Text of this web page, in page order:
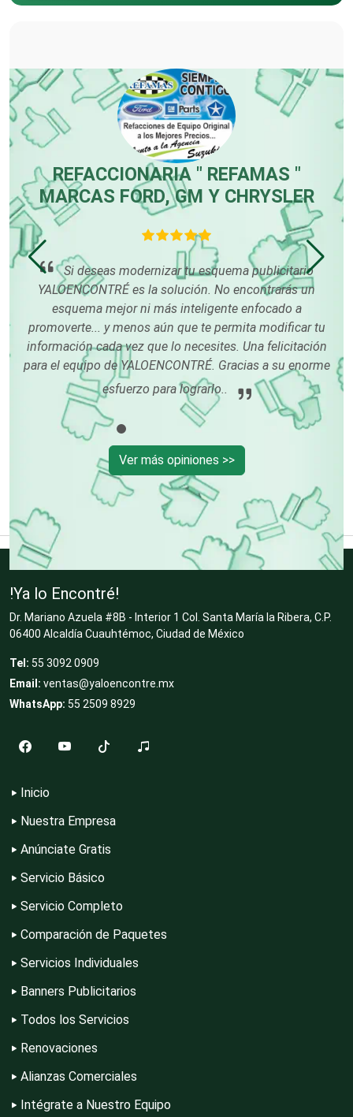
Equipos Médicos
Escuelas de Artes
Escuelas de Conducción
Escuelas de Gastronomía
Escuelas de Idiomas
Escuelas de Manejo
Escuelas de Masaje y Quiropráctica
Escuelas y Academias
Estanterías
Estéticas
Estudios de Grabación
Estudios Fotográficos
Etiquetas
Exhibidores y Mallas
Exportadores
Extinguidores
Fabrica de Artículos Publicitarios
Fabricación de Equipo Médico
a
REFACCIONARIA " REFAMAS "
MARCAS FORD, GM Y CHRYSLER
Si deseas modernizar tu esquema publicitario
YALOENCONTRÉ es la solución. No encontrarás un
esquema mejor ni más inteligente enfocado a
promoverte... y menos aún que te permita modificar tu
información cada vez que lo necesites. Una felicitación
para el equipo de YALOENCONTRÉ. Gracias a su enorme
esfuerzo para lograrlo..
Ver más opiniones >>
!Ya lo Encontré!
Dr. Mariano Azuela #8B - Interior 1 Col. Santa María la Ribera, C.P.
06400 Alcaldía Cuauhtémoc, Ciudad de México
Tel: 55 3092 0909
Email: ventas@yaloencontre.mx
WhatsApp: 55 2509 8929
Inicio
Nuestra Empresa
Anúnciate Gratis
Servicio Básico
Servicio Completo
Comparación de Paquetes
Servicios Individuales
Banners Publicitarios
Todos los Servicios
Renovaciones
Alianzas Comerciales
Intégrate a Nuestro Equipo